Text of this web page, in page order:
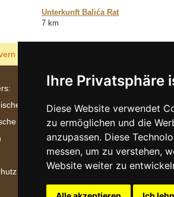
Ihre Privatsphäre
Diese Website verwendet
zu ermöglichen und die
anzupassen. Diese
messen, um zu verstehen,
Website weiter zu
Unterkunft Balića Rat
7 km
am billigsten?
Gebirge
Gebirge